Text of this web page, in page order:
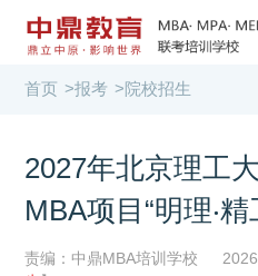
首页 >报考 >院校招生
2027年北京理工
MBA项目“明理‧
责编：中鼎MBA培训学校